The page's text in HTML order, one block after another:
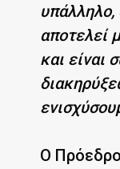
υπάλληλο,
αποτελεί
και είναι
Ο